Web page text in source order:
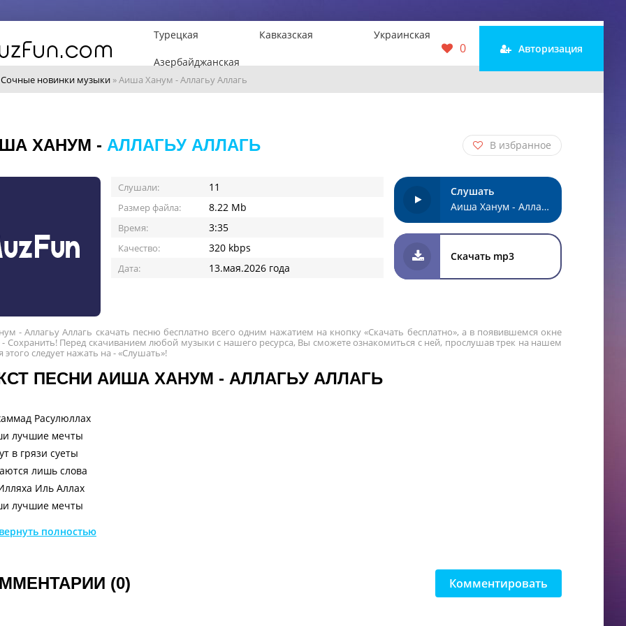
Турецкая Кавказская Украинская
Азербайджанская
0 Авторизация
Сочные новинки музыки » Аиша Ханум - Аллагьу Аллагь
ХАНУМ - АЛЛАГЬУ АЛЛАГЬ В избранное
Слушали: 11
Размер файла: 8.22 Mb
Время: 3:35
Качество: 320 kbps
Дата: 13.мая.2026 года
Слушать
Аиша Ханум - Аллагьу Аллагь
Скачать mp3
- Аллагьу Аллагь скачать песню бесплатно всего одним нажатием на кнопку «Скачать бесплатно», а в появившемся окне
Сохранить! Перед скачиванием любой музыки с нашего ресурса, Вы сможете ознакомиться с ней, прослушав трек на нашем
этого следует нажать на - «Слушать»!
ПЕСНИ АИША ХАНУМ - АЛЛАГЬУ АЛЛАГЬ
Расулюллах
лучшие мечты
в грязи суеты
лишь слова
Иль Аллах
лучшие мечты
лишь слова
смертный час
вера греет нас
полностью
(0) Комментировать